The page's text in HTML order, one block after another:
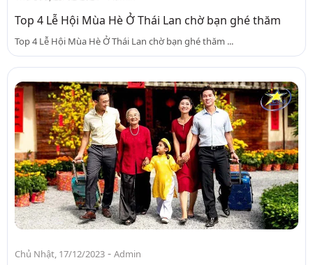
Top 4 Lễ Hội Mùa Hè Ở Thái Lan chờ bạn ghé thăm
Top 4 Lễ Hội Mùa Hè Ở Thái Lan chờ bạn ghé thăm ...
Chủ Nhật, 17/12/2023 - Admin